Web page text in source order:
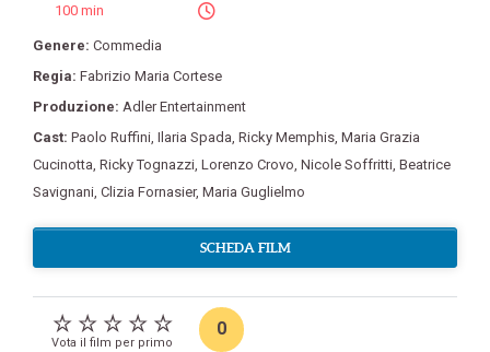
100 min
Genere: Commedia
Regia: Fabrizio Maria Cortese
Produzione: Adler Entertainment
Cast: Paolo Ruffini Ilaria Spada Ricky Memphis Maria Grazia
Cucinotta Ricky Tognazzi Lorenzo Crovo Nicole Soffritti Beatrice
Savignani Clizia Fornasier, Maria Guglielmo
SCHEDA FILM
Vota il film per primo
0